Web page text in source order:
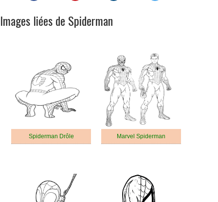
Images liées de Spiderman
Spiderman Drôle Marvel Spiderman